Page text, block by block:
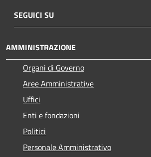
SEGUICI SU
AMMINISTRAZIONE
Organi di Governo
Aree Amministrative
Uffici
Enti e fondazioni
Politici
Personale Amministrativo